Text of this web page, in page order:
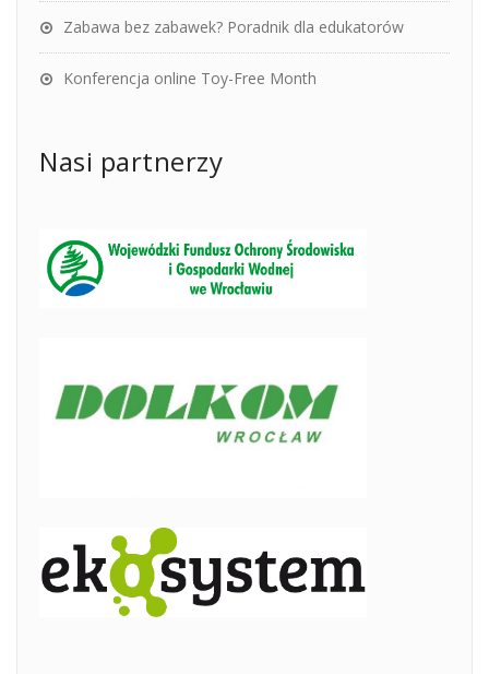
Zabawa bez zabawek? Poradnik dla edukatorów
Konferencja online Toy-Free Month
Nasi partnerzy